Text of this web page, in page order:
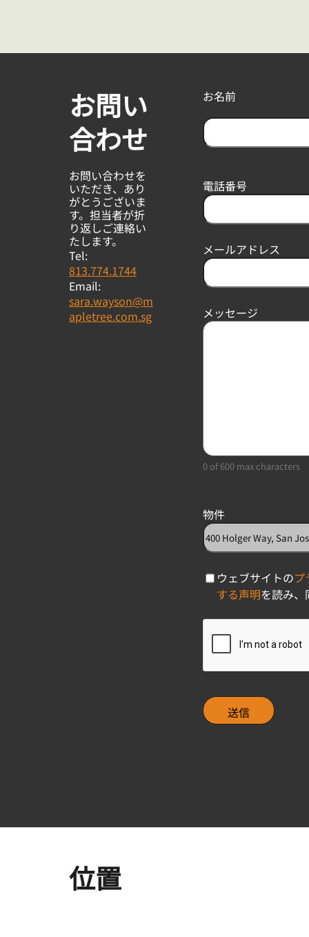
お問い
合わせ
お問い合わせを
いただき、あり
がとうございま
す。担当者が折
り返しご連絡い
たします。
Tel:
813.774.1744
Email:
sara.wayson@m
apletree.com.sg
お名前
r
s
t
電話番号
メールアドレス
メッセージ
0 of 600 max characters
物件
C
o
ウェブサイトのプ
する声明を読み、
T
H
A
位置